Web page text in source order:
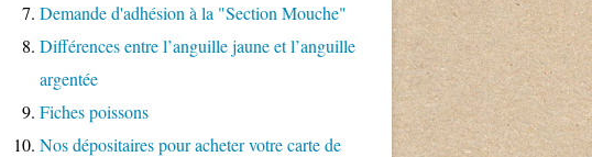
Demande d'adhésion à la "Section Mouche"
Différences entre l’anguille jaune et l’anguille
argentée
Fiches poissons
Nos dépositaires pour acheter votre carte de